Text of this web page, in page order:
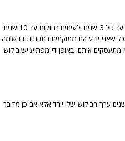
בעיקר סופר-ספורט, אחרי כן ספורט-טורינג, נייקדים, גם הארלים עד גיל 3 שנים ולעיתים רחוקות עד 10 שנים.
שאני יודע הם ממוקמים בתחתית הרשימה.
מתעסקים איתם. באופן די מפתיע יש ביקוש
באותה תדירות כמו סופר ספורט, אבל קיימת. אופנוע מעל 3 שנים ערך הביקוש שלו יורד אלא אם כן מדובר